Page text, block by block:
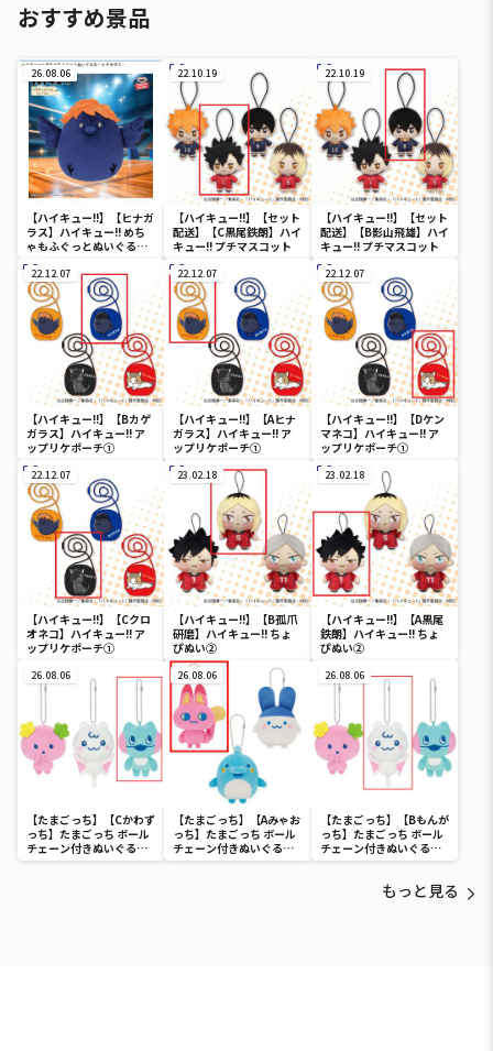
おすすめ景品
26.08.06
【ハイキュー!!】【ヒナガ
ラス】ハイキュー!! めち
ゃもふぐっとぬいぐるみ
～ヒナガラス～
22.10.19
【ハイキュー!!】【セット
配送】【C黒尾鉄朗】ハイ
キュー!! プチマスコット
22.10.19
【ハイキュー!!】【セット
配送】【B影山飛雄】ハイ
キュー!! プチマスコット
22.12.07
【ハイキュー!!】【Bカゲ
ガラス】ハイキュー!! ア
ップリケポーチ①
22.12.07
【ハイキュー!!】【Aヒナ
ガラス】ハイキュー!! ア
ップリケポーチ①
22.12.07
【ハイキュー!!】【Dケン
マネコ】ハイキュー!! ア
ップリケポーチ①
22.12.07
【ハイキュー!!】【Cクロ
オネコ】ハイキュー!! ア
ップリケポーチ①
23.02.18
【ハイキュー!!】【B孤爪
研磨】ハイキュー!! ちょ
ぴぬい②
23.02.18
【ハイキュー!!】【A黒尾
鉄朗】ハイキュー!! ちょ
ぴぬい②
26.08.06
【たまごっち】【Cかわず
っち】たまごっち ボール
チェーン付きぬいぐるみ
～Tamagotchi
26.08.06
【たまごっち】【Aみゃお
っち】たまごっち ボール
チェーン付きぬいぐるみ
～Tamagotchi
26.08.06
【たまごっち】【Bもんが
っち】たまごっち ボール
チェーン付きぬいぐるみ
～Tamagotchi
もっと見る